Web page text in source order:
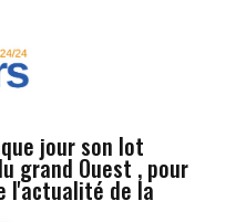
jour son lot
grand Ouest , pour
l'actualité de la